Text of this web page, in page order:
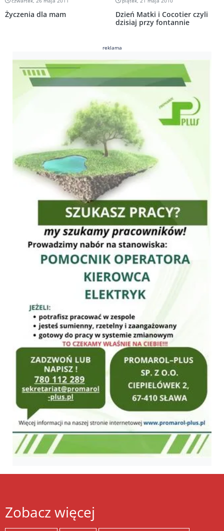
Życzenia dla mam
Dzień Matki i Cocotier czyli
dzisiaj przy fontannie
reklama
Zobacz więcej